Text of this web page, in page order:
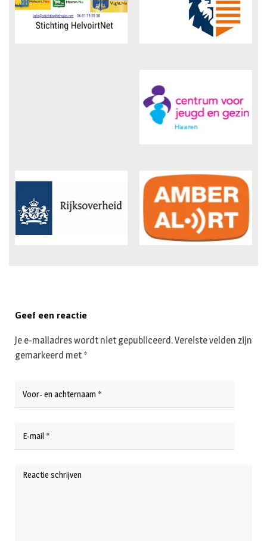
Geef een reactie
Je e-mailadres wordt niet gepubliceerd.Vereiste velden zijn
gemarkeerd met *